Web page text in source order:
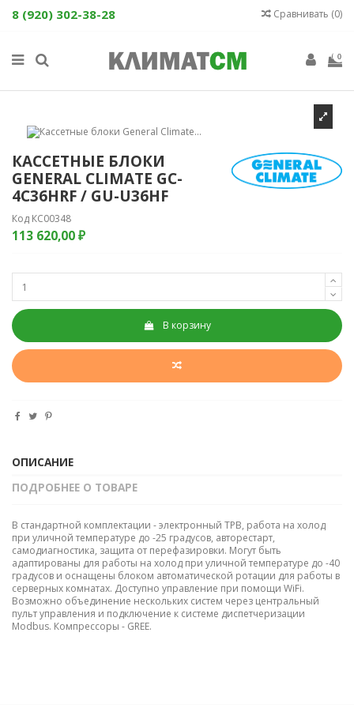
8 (920) 302-38-28 Сравнивать (0)
0
КАССЕТНЫЕ БЛОКИ
GENERAL CLIMATE GC-
4C36HRF / GU-U36HF
Код КС00348
113 620,00 ₽
В корзину
ОПИСАНИЕ
ПОДРОБНЕЕ О ТОВАРЕ
В стандартной комплектации - электронный ТРВ, работа на холод
при уличной температуре до -25 градусов, авторестарт,
самодиагностика, защита от перефазировки. Могут быть
адаптированы для работы на холод при уличной температуре до -40
градусов и оснащены блоком автоматической ротации для работы в
серверных комнатах. Доступно управление при помощи WiFi.
Возможно объединение нескольких систем через центральный
пульт управления и подключение к системе диспетчеризации
Modbus. Компрессоры - GREE.